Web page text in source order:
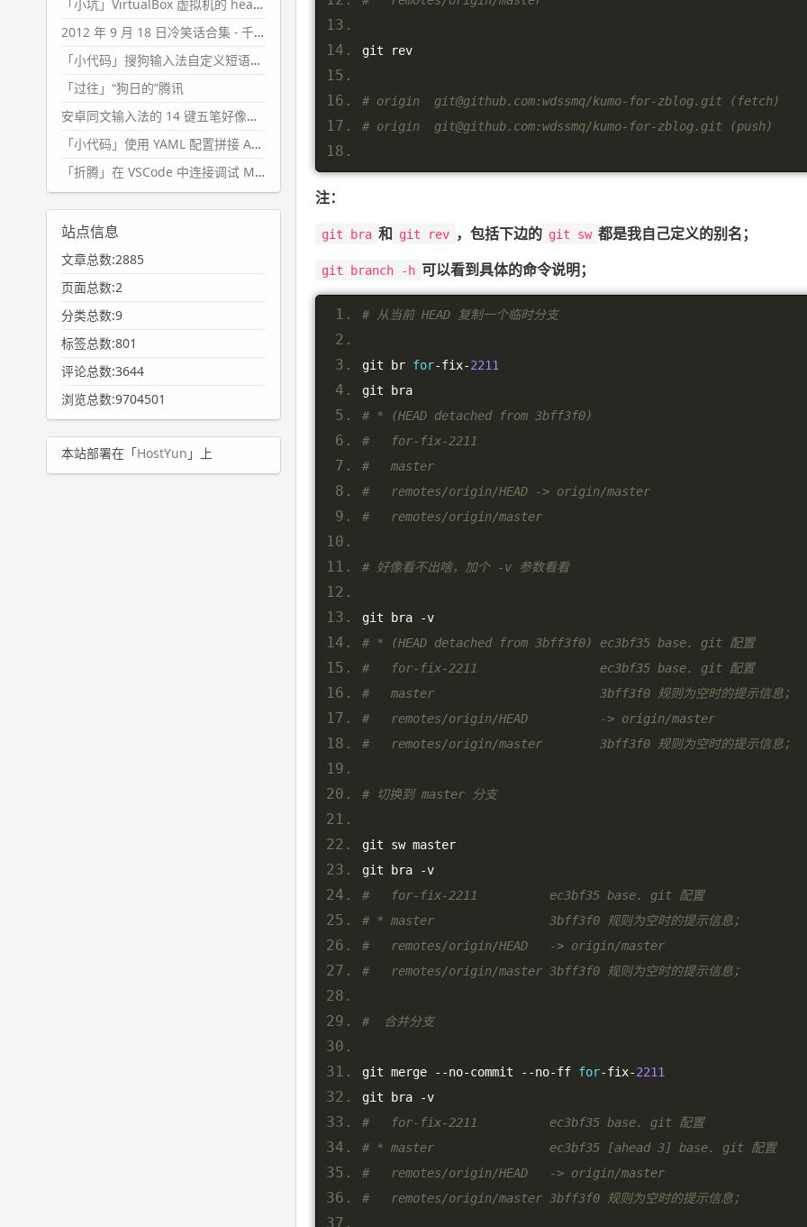
git rev
# origin git@github.com:wdssmq/kumo-for-zblog.git (fetch)
# origin git@github.com:wdssmq/kumo-for-zblog.git (push)
注：
git bra 和 git rev ，包括下边的 git sw 都是我自己定义的别名；
git branch -h 可以看到具体的命令说明；
# 从当前 HEAD 复制一个临时分支
git br for-fix-2211
git bra
# * (HEAD detached from 3bff3f0)
#   for-fix-2211
#   master
#   remotes/origin/HEAD -> origin/master
#   remotes/origin/master
# 好像看不出啥，加个 -v 参数看看
git bra -v
# * (HEAD detached from 3bff3f0) ec3bf35 base. git 配置
#   for-fix-2211                 ec3bf35 base. git 配置
#   master                       3bff3f0 规则为空时的提示信息；
#   remotes/origin/HEAD          -> origin/master
#   remotes/origin/master        3bff3f0 规则为空时的提示信息；
# 切换到 master 分支
git sw master
git bra
-v
#   for-fix-2211          ec3bf35 base. git 配置
# * master                3bff3f0 规则为空时的提示信息；
#   remotes/origin/HEAD   -> origin/master
#   remotes/origin/master 3bff3f0 规则为空时的提示信息；
#  合并分支
git merge --no-commit --no-ff for-fix-2211
git bra
-v
#   for-fix-2211          ec3bf35 base. git 配置
# * master                ec3bf35 [ahead 3] base. git 配置
#   remotes/origin/HEAD   -> origin/master
#   remotes/origin/master 3bff3f0 规则为空时的提示信息；
「小坑」VirtualBox 虚拟机的 headless 启动方式
2012 年 9 月 18 日冷笑话合集 - 千万别惹女人
「小代码」搜狗输入法自定义短语分片管理「Python」
「过往」“狗日的”腾讯
安卓同文输入法的 14 键五笔好像终于能用了?
「小代码」使用 YAML 配置拼接 AI 提示词，随机及条件语句
「折腾」在 VSCode 中连接调试 Microsoft Edge
站点信息
文章总数:2885
页面总数:2
分类总数:9
标签总数:801
评论总数:3644
浏览总数:9704501
本站部署在「HostYun 」上